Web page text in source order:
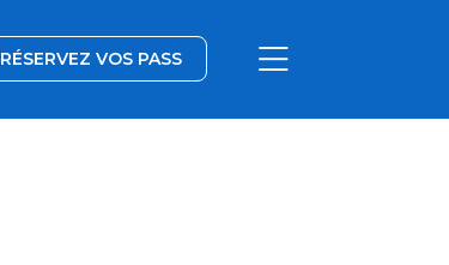
RÉSERVEZ VOS PASS